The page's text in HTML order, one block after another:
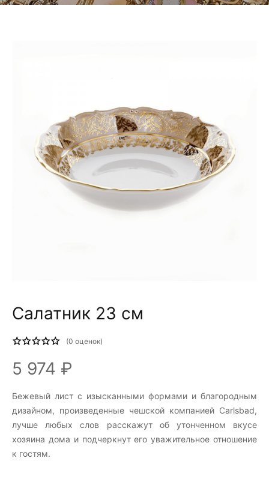
Салатник 23 см
(0 оценок)
5 974 ₽
Бежевый лист c изысканными формами и благородным
дизайном, произведенные чешской компанией Carlsbad,
лучше любых слов расскажут об утонченном вкусе
хозяина дома и подчеркнут его уважительное отношение
к гостям.